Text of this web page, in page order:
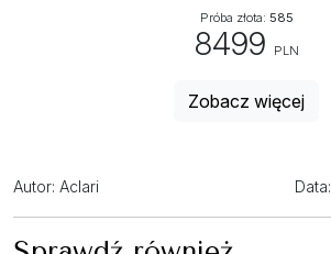
Próba złota: 585
8499 PLN
Zobacz więcej
Autor: Aclari Data: